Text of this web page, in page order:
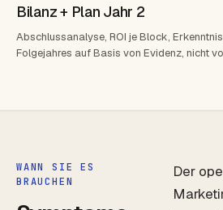
Bilanz + Plan Jahr 2
Abschlussanalyse, ROI je Block,
Folgejahres auf Basis von Evidenz, nicht
WANN SIE ES
BRAUCHEN
Der